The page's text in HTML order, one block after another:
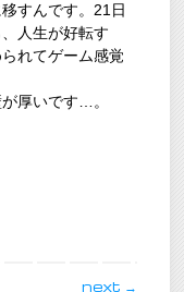
すんです。21日
人生が好転す
れてゲーム感覚
厚いです…。
next →